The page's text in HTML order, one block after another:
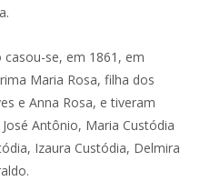
se, em 1861, em
Maria Rosa, filha dos
e Anna Rosa, e tiveram
Antônio, Maria Custódia
Izaura Custódia, Delmira